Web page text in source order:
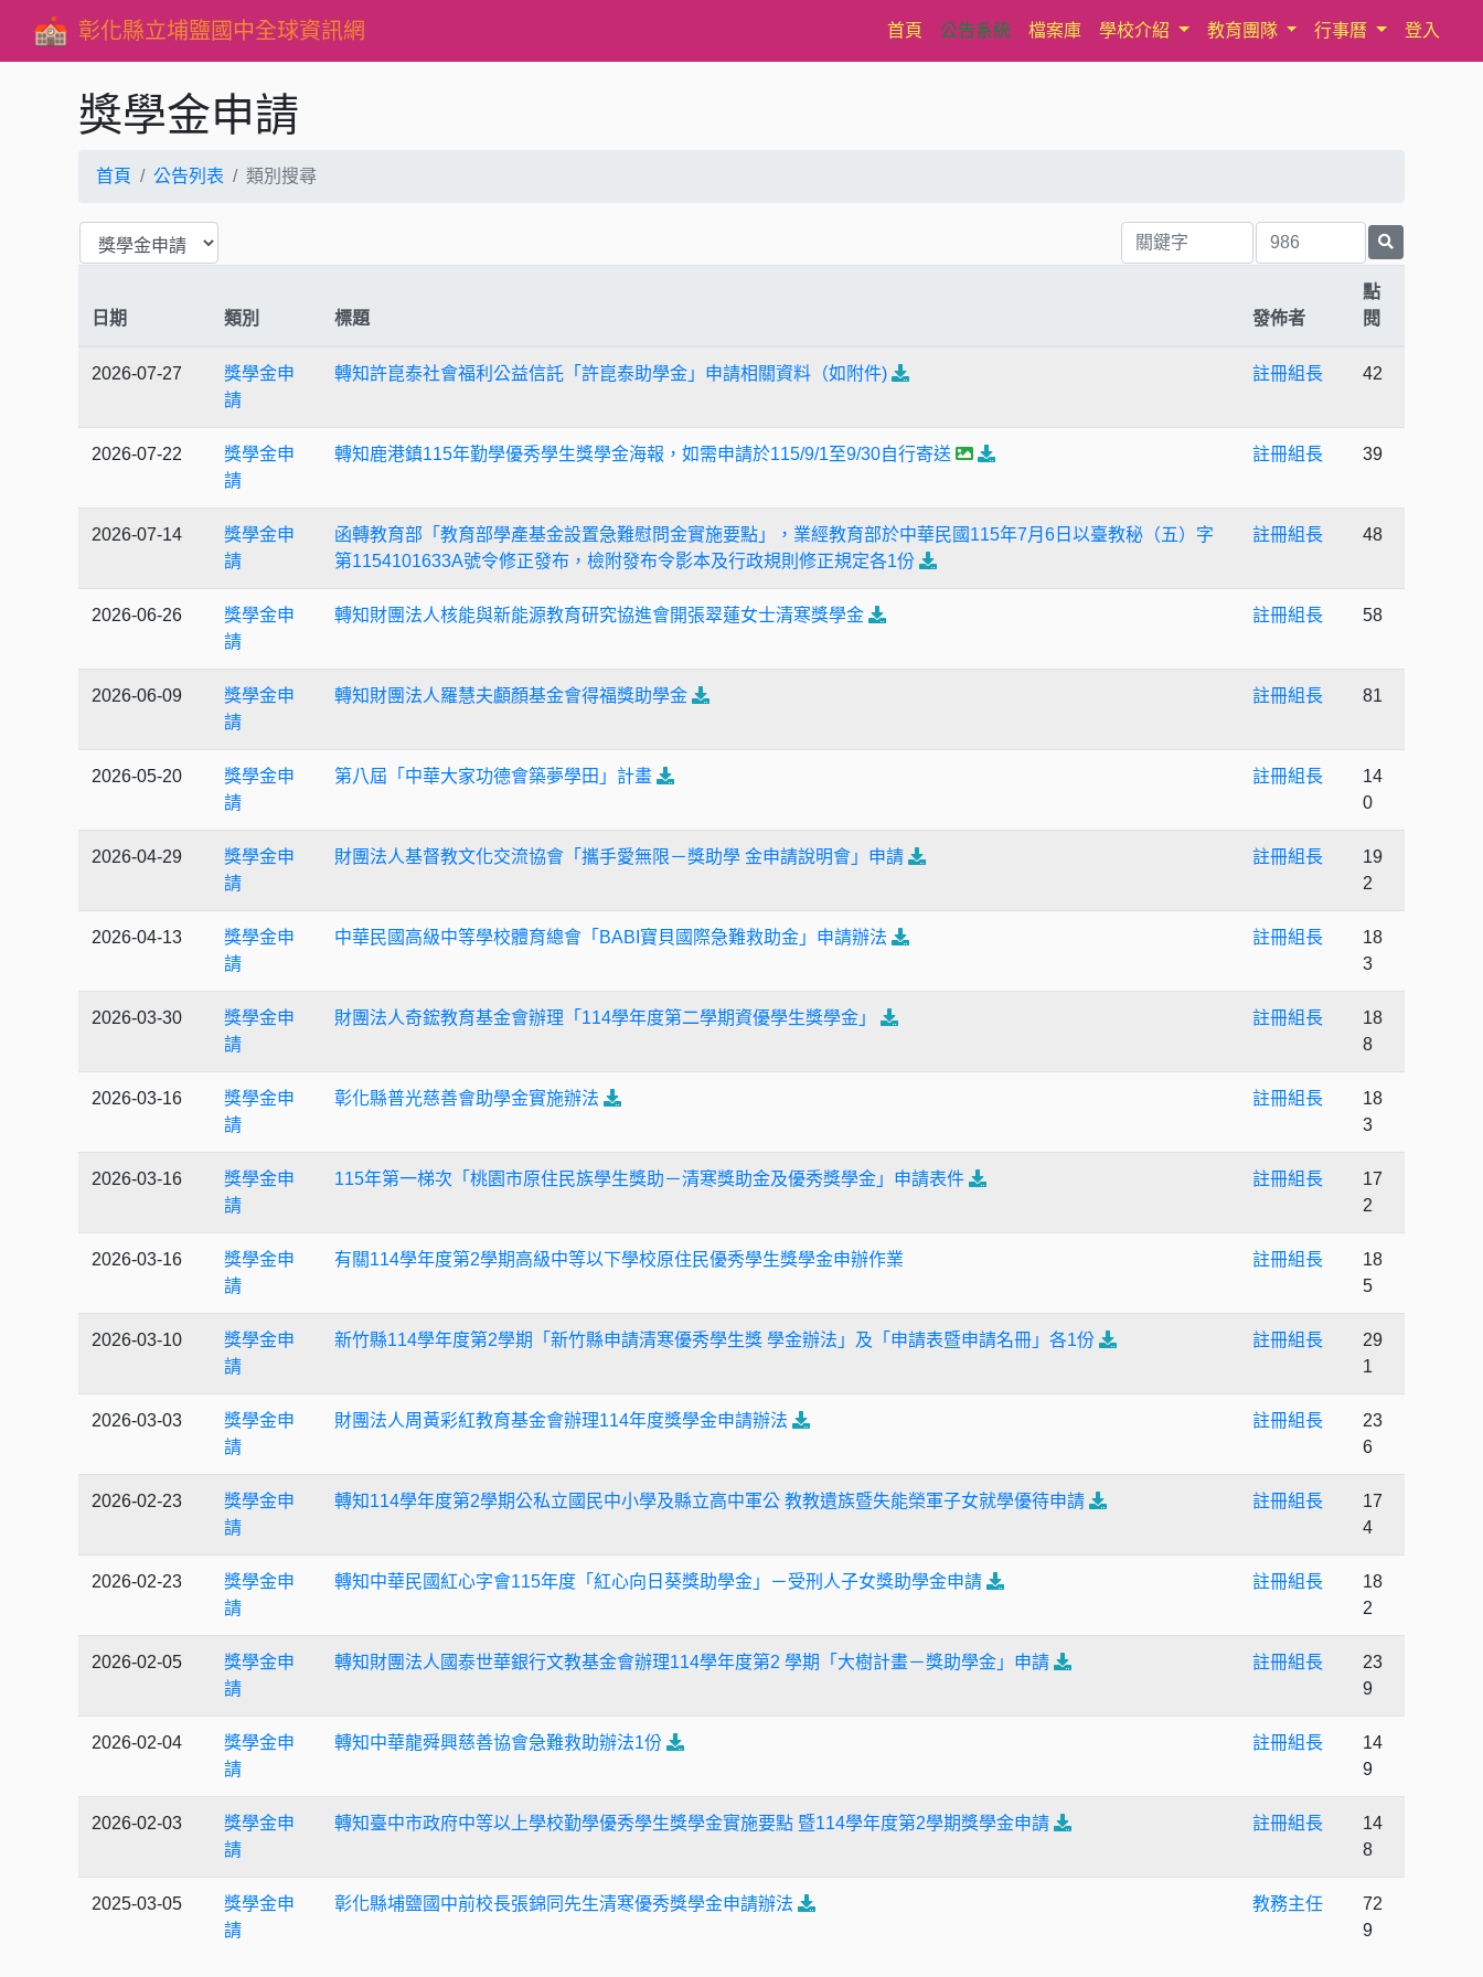
彰化縣立埔鹽國中全球資訊網 首頁(current)
公告系統 檔案庫 學校介紹 教育團隊 行事曆 登入
獎學金申請
首頁 公告列表 類別搜尋
日期 類別 標題 發佈者
點
閱
2026-07-27
獎學金申
請
轉知許崑泰社會福利公益信託「許崑泰助學金」申請相關資料（如附件) 註冊組長 42
2026-07-22
獎學金申
請
轉知鹿港鎮115年勤學優秀學生獎學金海報，如需申請於115/9/1至9/30自行寄送 註冊組長 39
2026-07-14
獎學金申
請
函轉教育部「教育部學產基金設置急難慰問金實施要點」，業經教育部於中華民國115年7月6日以臺教秘（五）字
第1154101633A號令修正發布，檢附發布令影本及行政規則修正規定各1份
註冊組長 48
2026-06-26
獎學金申
請
轉知財團法人核能與新能源教育研究協進會開張翠蓮女士清寒獎學金 註冊組長 58
2026-06-09
獎學金申
請
轉知財團法人羅慧夫顱顏基金會得福獎助學金 註冊組長 81
2026-05-20
獎學金申
請
第八屆「中華大家功德會築夢學田」計畫 註冊組長
14
0
2026-04-29
獎學金申
請
財團法人基督教文化交流協會「攜手愛無限－獎助學 金申請說明會」申請 註冊組長
19
2
2026-04-13
獎學金申
請
中華民國高級中等學校體育總會「BABI寶貝國際急難救助金」申請辦法 註冊組長
18
3
2026-03-30
獎學金申
請
財團法人奇鋐教育基金會辦理「114學年度第二學期資優學生獎學金」 註冊組長
18
8
2026-03-16
獎學金申
請
彰化縣普光慈善會助學金實施辦法 註冊組長
18
3
2026-03-16
獎學金申
請
115年第一梯次「桃園市原住民族學生獎助－清寒獎助金及優秀獎學金」申請表件 註冊組長
17
2
2026-03-16
獎學金申
請
有關114學年度第2學期高級中等以下學校原住民優秀學生獎學金申辦作業 註冊組長
18
5
2026-03-10
獎學金申
請
新竹縣114學年度第2學期「新竹縣申請清寒優秀學生獎 學金辦法」及「申請表暨申請名冊」各1份 註冊組長
29
1
2026-03-03
獎學金申
請
財團法人周黃彩紅教育基金會辦理114年度獎學金申請辦法 註冊組長
23
6
2026-02-23
獎學金申
請
轉知114學年度第2學期公私立國民中小學及縣立高中軍公 教教遺族暨失能榮軍子女就學優待申請 註冊組長
17
4
2026-02-23
獎學金申
請
轉知中華民國紅心字會115年度「紅心向日葵獎助學金」－受刑人子女獎助學金申請 註冊組長
18
2
2026-02-05
獎學金申
請
轉知財團法人國泰世華銀行文教基金會辦理114學年度第2 學期「大樹計畫－獎助學金」申請 註冊組長
23
9
2026-02-04
獎學金申
請
轉知中華龍舜興慈善協會急難救助辦法1份 註冊組長
14
9
2026-02-03
獎學金申
請
轉知臺中市政府中等以上學校勤學優秀學生獎學金實施要點 暨114學年度第2學期獎學金申請 註冊組長
14
8
2025-03-05
獎學金申
請
彰化縣埔鹽國中前校長張錦同先生清寒優秀獎學金申請辦法 教務主任
72
9